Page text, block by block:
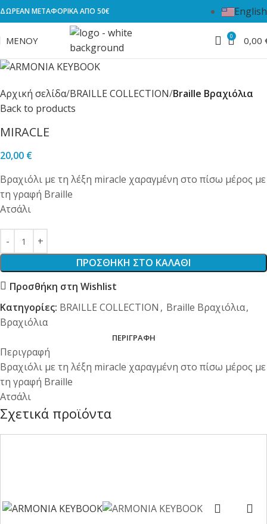
ΔΩΡΕΑΝ ΜΕΤΑΦΟΡΙΚΑ ΑΠΟ 50€ English
ΜΕΝΟΎ 0 0,00
Αρχική σελίδα BRAILLE COLLECTION Braille Βραχιόλια
Back to products
MIRACLE
20,00 €
Βραχιόλι με τη λέξη miracle χαραγμένη στο πίσω μέρος με
τη γραφή Braille
Ατσάλι
ΠΡΟΣΘΉΚΗ ΣΤΟ ΚΑΛΆΘΙ
Προσθήκη στη Wishlist
Κατηγορίες: BRAILLE COLLECTION , Braille Βραχιόλια,
Βραχιόλια
ΠΕΡΙΓΡΑΦΉ
Περιγραφή
Βραχιόλι με τη λέξη miracle χαραγμένη στο πίσω μέρος με
τη γραφή Braille
Ατσάλι
Σχετικά προϊόντα